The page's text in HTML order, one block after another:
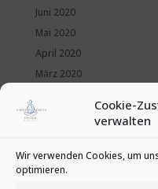
Cookie-
verwalten
Wir verwenden Cookies, um
optimieren.
Juni 2020
Mai 2020
April 2020
März 2020
Januar 2020
Kategorien
News